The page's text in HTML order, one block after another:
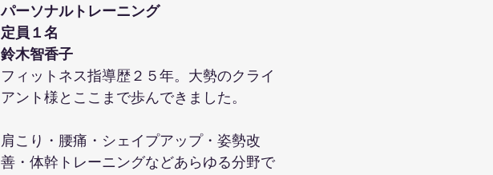
パーソナルトレーニング
定員１名
鈴木智香子
フィットネス指導歴２５年。大勢のクライ
アント様とここまで歩んできました。
肩こり・腰痛・シェイプアップ・姿勢改
善・体幹トレーニングなどあらゆる分野で